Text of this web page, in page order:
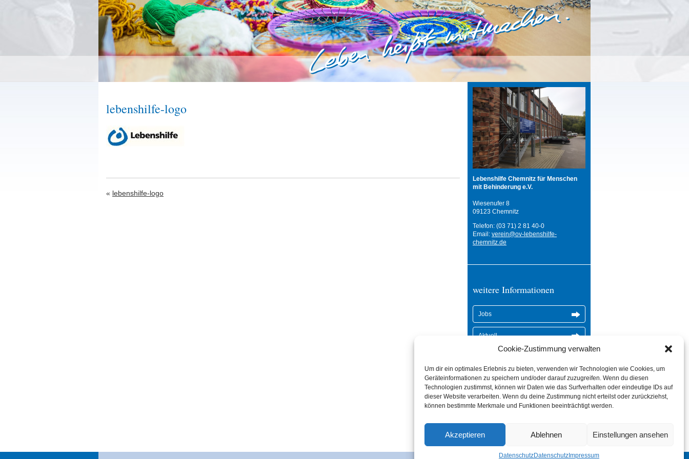
Cookie-Zustimmung verwalten
Um dir ein optimales Erlebnis zu bieten, verwenden wir Technologien wie Cookies, um
Geräteinformationen zu speichern und/oder darauf zuzugreifen. Wenn du diesen
Technologien zustimmst, können wir Daten wie das Surfverhalten oder eindeutige IDs auf
dieser Website verarbeiten. Wenn du deine Zustimmung nicht erteilst oder zurückziehst,
können bestimmte Merkmale und Funktionen beeinträchtigt werden.
Akzeptieren Ablehnen Einstellungen ansehen
DatenschutzDatenschutzImpressum
lebenshilfe-logo
« lebenshilfe-logo
Lebenshilfe Chemnitz für Menschen
mit Behinderung e.V.
Wiesenufer 8
09123 Chemnitz
Telefon: (03 71) 2 81 40-0
Email: verein@ov-lebenshilfe-
chemnitz.de
weitere Informationen
Jobs
Aktuell